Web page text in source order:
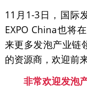
11月1-3日，国际
EXPO China也将
来更多发泡产业链
的资源商，欢迎前
非常欢迎发泡